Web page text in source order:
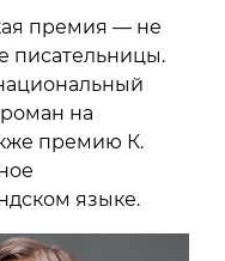
премия — не
писательницы.
на
премию К.
языке.